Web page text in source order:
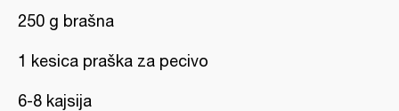
250 g brašna
1 kesica praška za pecivo
6-8 kajsija